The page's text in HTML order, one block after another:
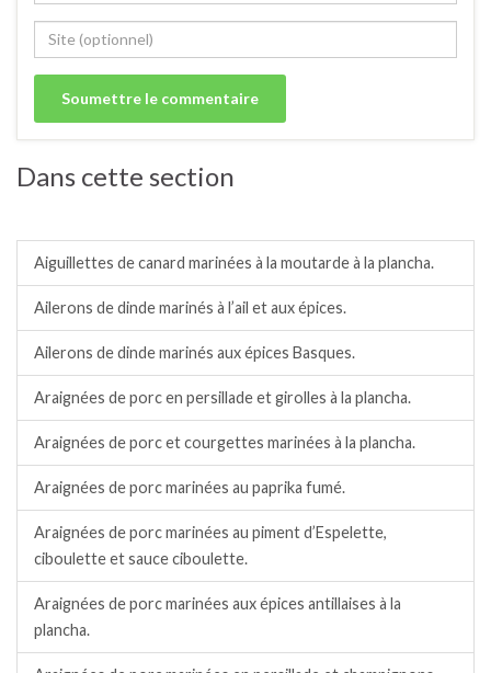
Dans cette section
Aiguillettes de canard marinées à la moutarde à la plancha.
Ailerons de dinde marinés à l’ail et aux épices.
Ailerons de dinde marinés aux épices Basques.
Araignées de porc en persillade et girolles à la plancha.
Araignées de porc et courgettes marinées à la plancha.
Araignées de porc marinées au paprika fumé.
Araignées de porc marinées au piment d’Espelette,
ciboulette et sauce ciboulette.
Araignées de porc marinées aux épices antillaises à la
plancha.